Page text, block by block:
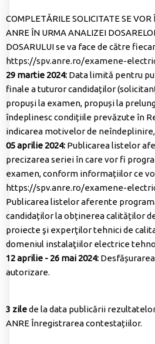
COMPLETĂRILE SOLICITATE SE
ANRE ÎN URMA ANALIZEI
DOSARULUI se va face de către
https://spv.anre.ro/examene-
29 martie 2024: Data limită pentru
finale a tuturor candidaților
propuși la examen, propuși la
îndeplinesc condițiile prevăzute în
indicarea motivelor de
05 aprilie 2024: Publicarea listelor
precizarea seriei în care vor fi
examen, conform informațiilor ce
https://spv.anre.ro/examene-
Publicarea listelor aferente
candidaților la obținerea calităților
proiecte şi experţilor tehnici de
domeniul instalaţiilor electrice
12 aprilie - 26 mai 2024:
autorizare.
3 zilede la data publicării
ANRE Înregistrarea contestațiilor.